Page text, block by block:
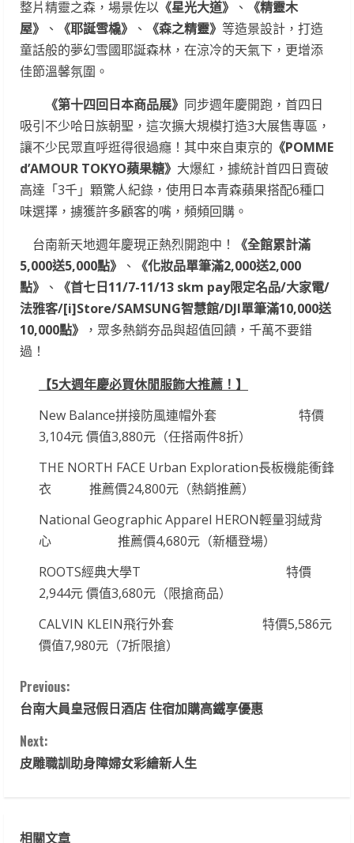
整片精靈之森，場景佐以 《星光大道》 、
《精靈木
屋》
、 《耶誕雪橇》 、 《森之精靈》 等造景設計，打造
童話般的夢幻雪國耶誕森林，在涼冷的天氣下，更增添
佳節溫馨氛圍。
《第十四回日本商品展》 同步週年慶開跑，首四日
吸引不少哈日族朝聖，這次擴大規模打造3大展售專區，
讓不少民眾直呼逛得很過癮！其中來自東京的 《POMME
d’AMOUR TOKYO蘋果糖》 大爆紅，據統計首四日賣破
高達「3千」顆驚人紀錄，使用日本青森蘋果搭配6種口
味選擇，擄獲許多顧客的嘴，頻頻回購。
台南新天地週年慶現正熱烈開跑中！
《全館累計滿
5,000送5,000點》 、 《化妝品單筆滿2,000送2,000
點》
、 《首七日11/7-11/13 skm pay限定名品/大家電/
法雅客/[i]Store/SAMSUNG智慧館/DJI單筆滿10,000送
10,000點》
，眾多熱銷夯品與超值回饋，千萬不要錯
過！
【5大週年慶必買休閒服飾大推薦！】
New Balance拼接防風連帽外套 特價
3,104元 價值3,880元（任搭兩件8折）
THE NORTH FACE Urban Exploration長板機能衝鋒
衣 推薦價24,800元（熱銷推薦）
National Geographic Apparel HERON輕量羽絨背
心 推薦價4,680元（新櫃登場）
ROOTS經典大學T 特價
2,944元 價值3,680元（限搶商品）
CALVIN KLEIN飛行外套 特價5,586元
價值7,980元（7折限搶）
C
o
n
i
Previous:
台南大員皇冠假日酒店 住宿加購高鐵享優惠
Next:
皮雕職訓助身障婦女彩繪新人生
相關文章